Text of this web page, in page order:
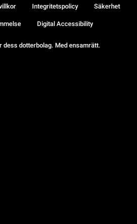
dess dotterbolag. Med ensamrätt.
Integritetspolicy Säkerhet
Digital Accessibility